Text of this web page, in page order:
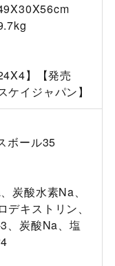
】【発売
ケイジャパン】
ボール35
炭酸水素Na、
デキストリン、
、炭酸Na、塩